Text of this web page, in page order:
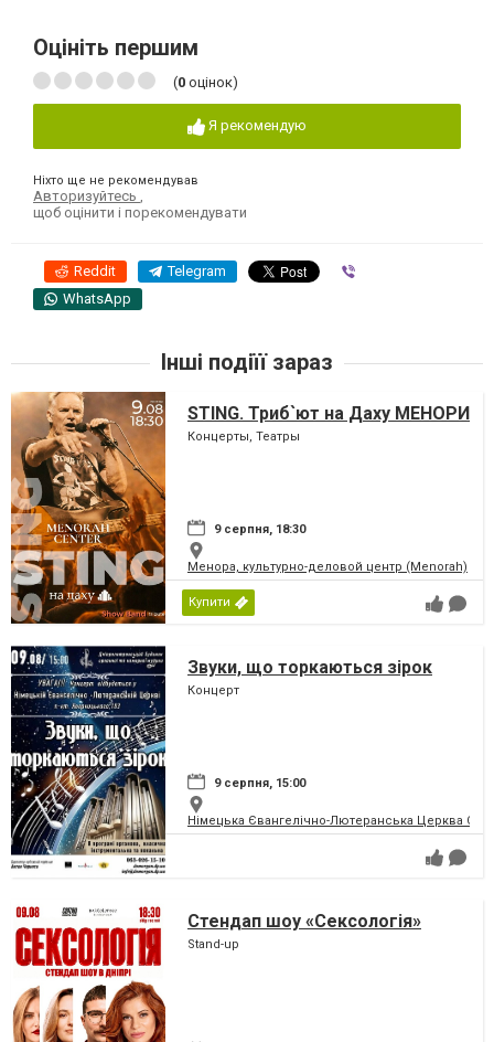
Оцініть першим
(0 оцінок)
Я рекомендую
Ніхто ще не рекомендував
Авторизуйтесь
щоб оцінити і порекомендувати
Reddit Telegram
WhatsApp
Інші подіїї зараз
STING. Триб`ют на Даху МЕНОРИ
Концерты, Театры
9 серпня, 18:30
Менора, культурно-деловой центр (Menorah)
Купити
Звуки, що торкаються зірок
Концерт
9 серпня, 15:00
Німецька Євангелічно-Лютеранська Церква
Стендап шоу «Сексологія»
Stand-up